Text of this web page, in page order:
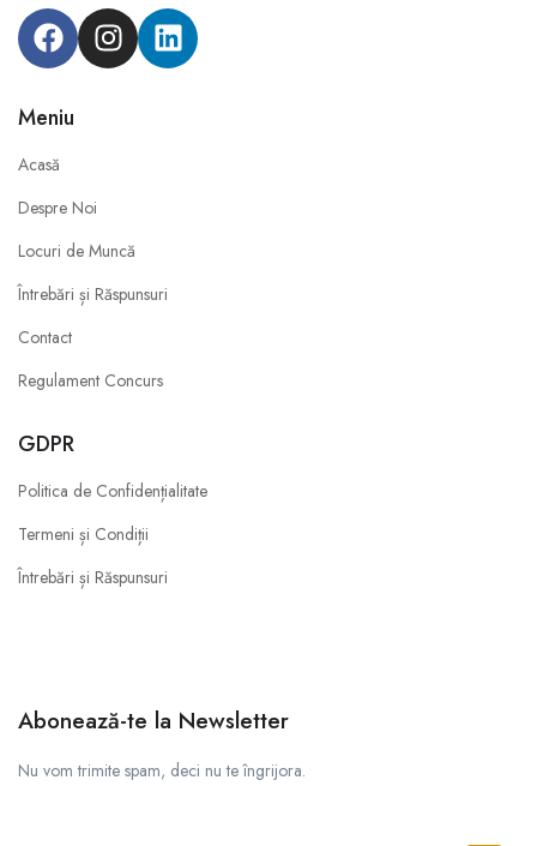
Meniu
Acasă
Despre Noi
Locuri de Muncă
Întrebări și Răspunsuri
Contact
Regulament Concurs
GDPR
Politica de Confidențialitate
Termeni și Condiții
Întrebări și Răspunsuri
Abonează-te la Newsletter
Nu vom trimite spam, deci nu te îngrijora.